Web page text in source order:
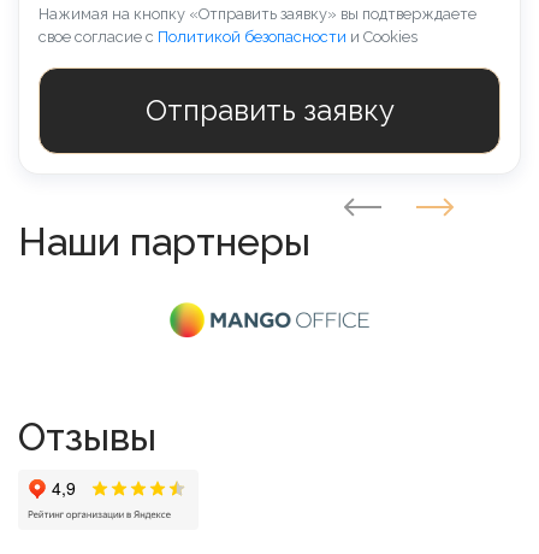
Нажимая на кнопку «Отправить заявку» вы подтверждаете
свое согласие с Политикой безопасности и Cookies
Наши партнеры
Отзывы